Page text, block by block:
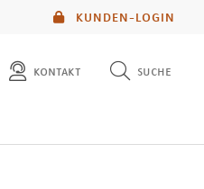
KUNDEN-LOGIN
kontakt suche
website durchsuchen